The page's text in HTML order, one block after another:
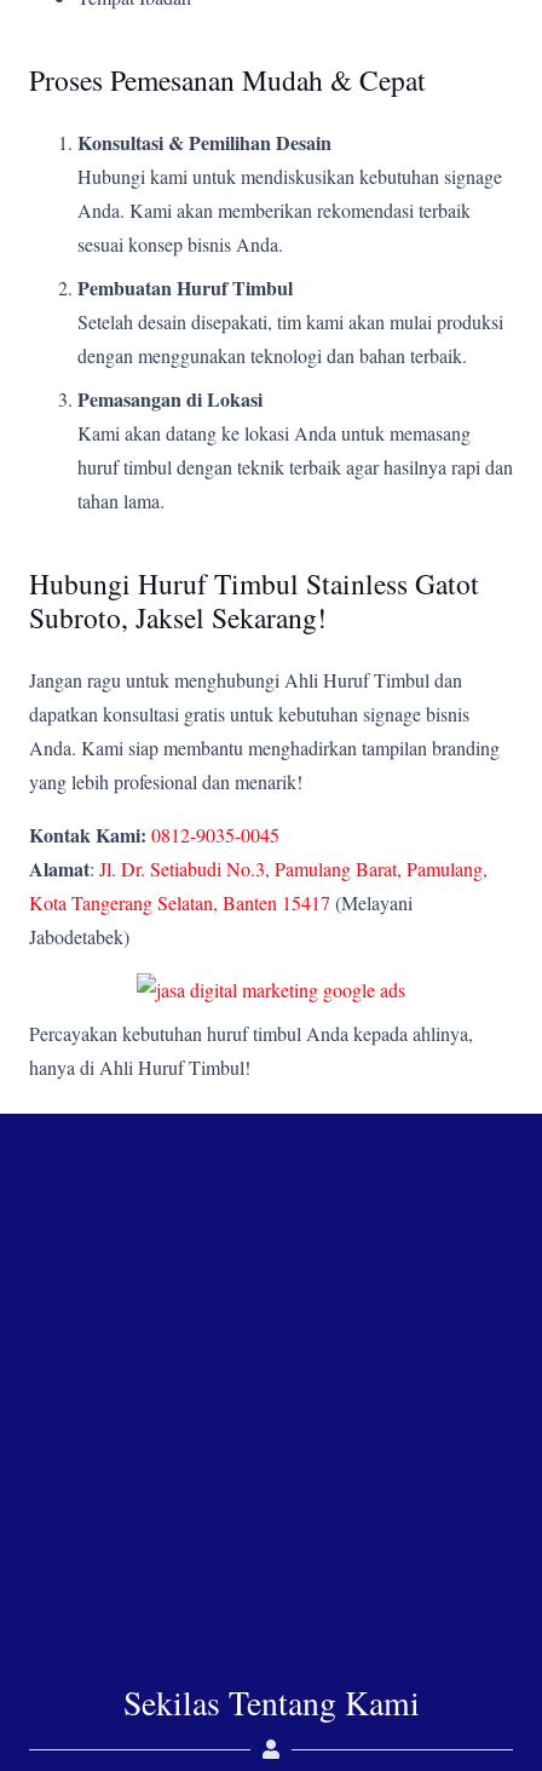
Proses Pemesanan Mudah & Cepat
Konsultasi & Pemilihan Desain
Hubungi kami untuk mendiskusikan kebutuhan signage
Anda. Kami akan memberikan rekomendasi terbaik
sesuai konsep bisnis Anda.
Pembuatan Huruf Timbul
Setelah desain disepakati, tim kami akan mulai produksi
dengan menggunakan teknologi dan bahan terbaik.
Pemasangan di Lokasi
Kami akan datang ke lokasi Anda untuk memasang
huruf timbul dengan teknik terbaik agar hasilnya rapi dan
tahan lama.
Hubungi Huruf Timbul Stainless Gatot
Subroto, Jaksel Sekarang!
Jangan ragu untuk menghubungi Ahli Huruf Timbul dan
dapatkan konsultasi gratis untuk kebutuhan signage bisnis
Anda. Kami siap membantu menghadirkan tampilan branding
yang lebih profesional dan menarik!
Kontak Kami: 0812-9035-0045
Alamat: Jl. Dr. Setiabudi No.3, Pamulang Barat, Pamulang,
Kota Tangerang Selatan, Banten 15417 (Melayani
Jabodetabek)
Percayakan kebutuhan huruf timbul Anda kepada ahlinya,
hanya di Ahli Huruf Timbul!
Sekilas Tentang Kami